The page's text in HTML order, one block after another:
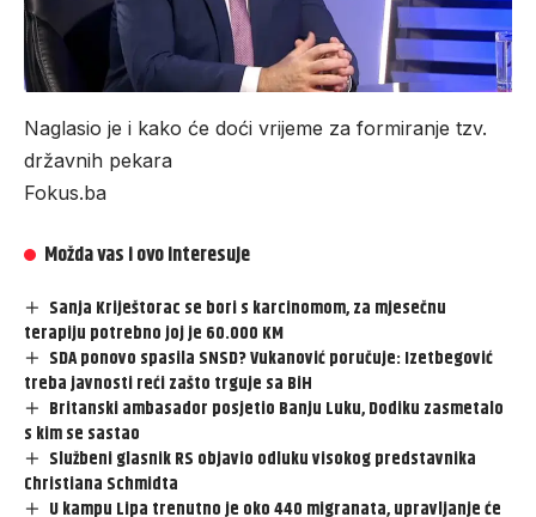
Naglasio je i kako će doći vrijeme za formiranje tzv.
državnih pekara
Fokus.ba
Možda vas i ovo interesuje
Sanja Kriještorac se bori s karcinomom, za mjesečnu
terapiju potrebno joj je 60.000 KM
SDA ponovo spasila SNSD? Vukanović poručuje: Izetbegović
treba javnosti reći zašto trguje sa BiH
Britanski ambasador posjetio Banju Luku, Dodiku zasmetalo
s kim se sastao
Službeni glasnik RS objavio odluku visokog predstavnika
Christiana Schmidta
U kampu Lipa trenutno je oko 440 migranata, upravljanje će